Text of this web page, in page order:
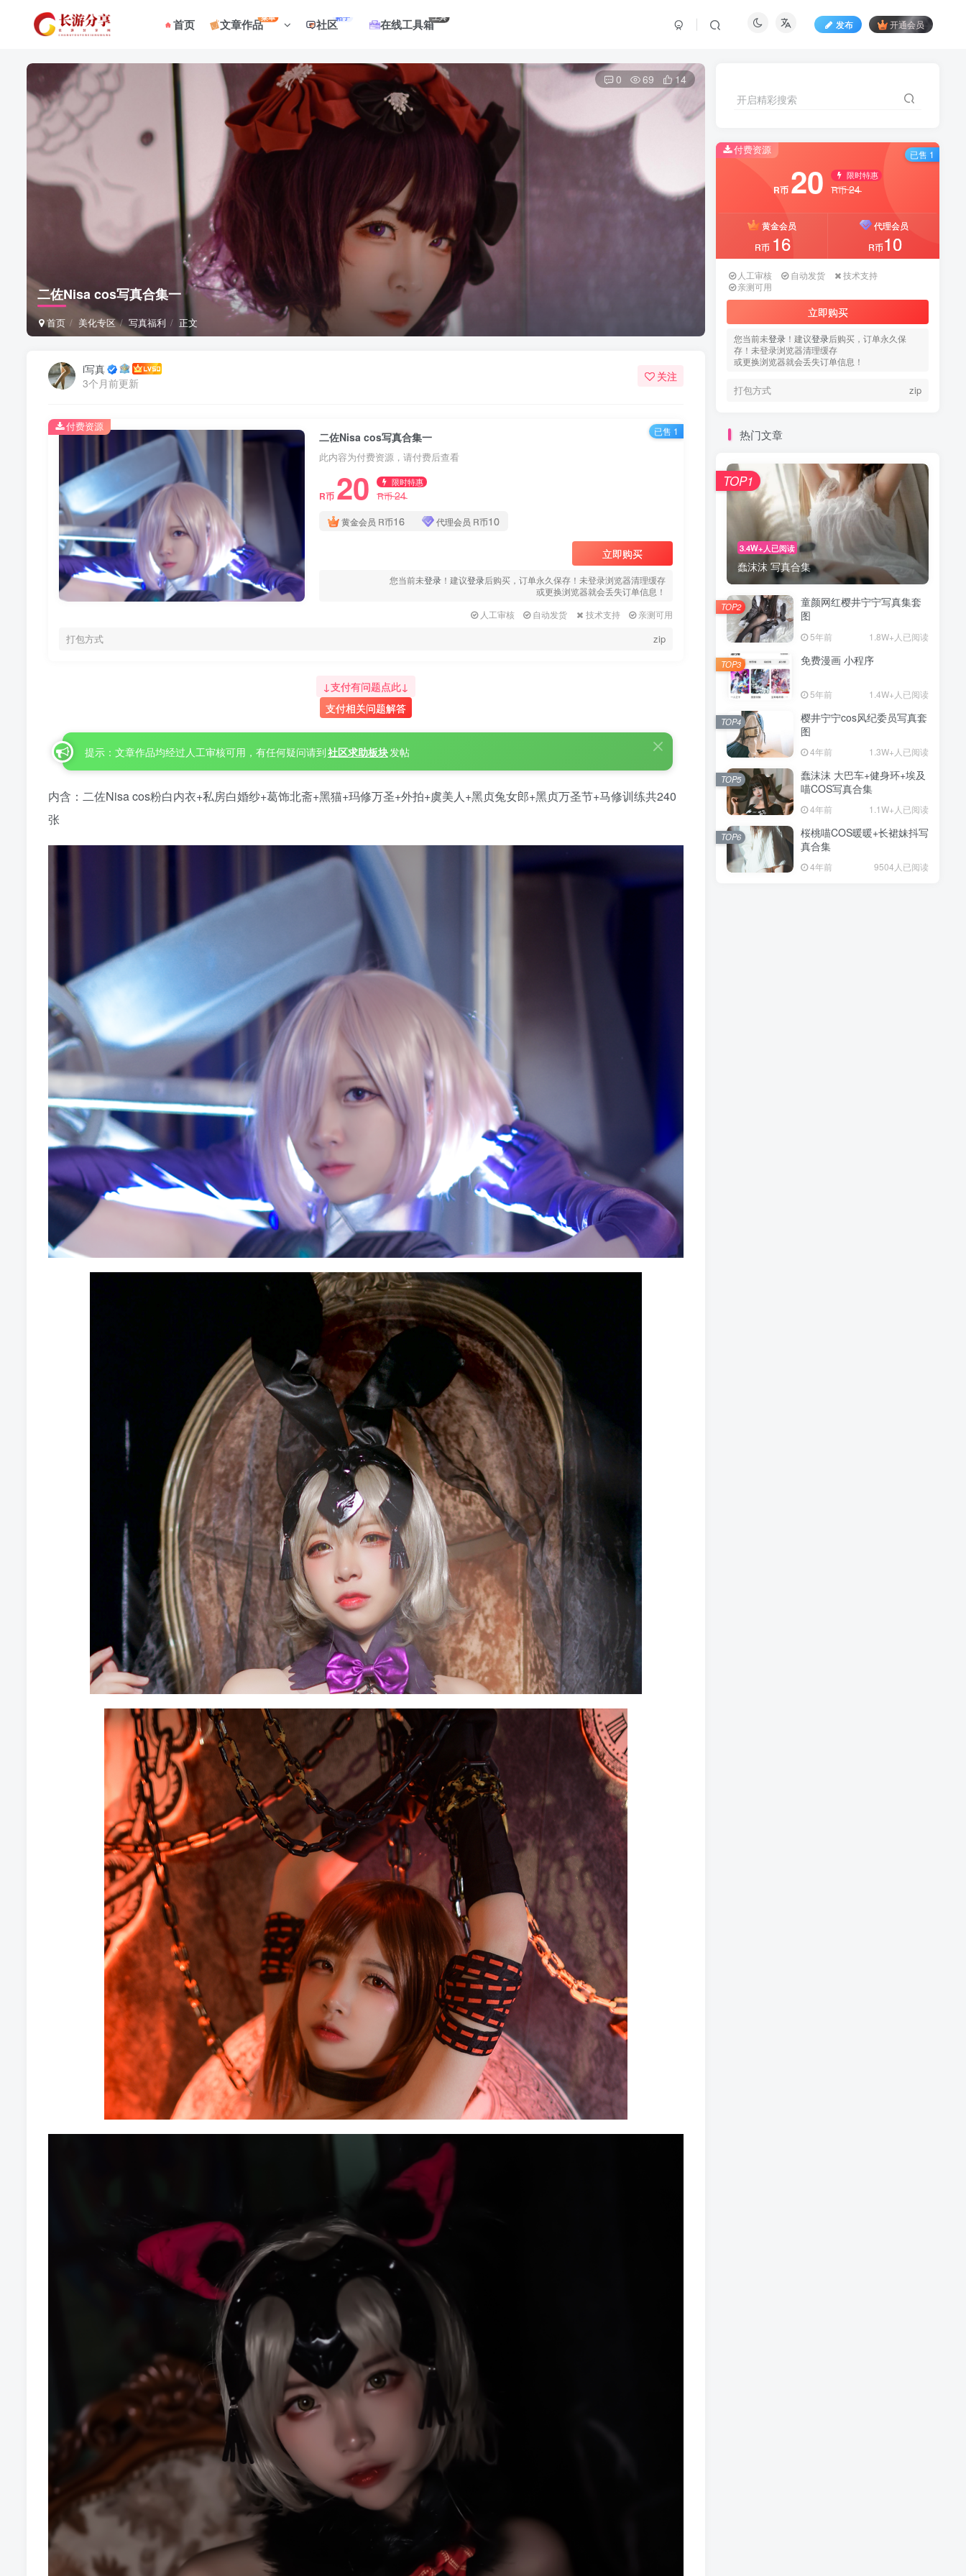
首页 文章作品菜单 社区帖子 在线工具箱工具
发布 开通会员
二佐Nisa cos写真合集一
首页 美化专区 写真福利 正文
0 69 14
i写真
3个月前更新
关注
二佐Nisa cos写真合集一
此内容为付费资源，请付费后查看
R币 20 限时特惠
R币24
黄金会员 R币16 代理会员 R币10
立即购买
您当前未登录 ！建议登录后购买，订单永久保存！未登录浏览器清理缓存
或更换浏览器就会丢失订单信息！
人工审核
自动发货 技术支持 亲测可用
打包方式 zip
付费资源 已售 1
↓支付有问题点此↓
支付相关问题解答
提示：文章作品均经过人工审核可用，有任何疑问请到社区求助板块发帖
内含：二佐Nisa cos粉白内衣+私房白婚纱+葛饰北斋+黑猫+玛修万圣+外拍+虞美人+黑贞兔女郎+黑贞万圣节+马修训练共240
张
开启精彩搜索
付费资源
R币 20 限时特惠
R币24
黄金会员
R币 16
代理会员
R币10
人工审核 自动发货
技术支持
亲测可用
立即购买
您当前未登录 ！建议登录后购买，订单永久保
存！未登录浏览器清理缓存
或更换浏览器就会丢失订单信息！
打包方式 zip
已售 1
热门文章
3.4W+人已阅读
蠢沫沫 写真合集
TOP1
童颜网红樱井宁宁写真集套
图
5年前 1.8W+人已阅读
TOP2
免费漫画 小程序
5年前 1.4W+人已阅读
TOP3
樱井宁宁cos风纪委员写真套
图
4年前 1.3W+人已阅读
TOP4
蠢沫沫 大巴车+健身环+埃及
喵COS写真合集
4年前 1.1W+人已阅读
TOP5
桜桃喵COS暖暖+长裙妹抖写
真合集
4年前 9504人已阅读
TOP6